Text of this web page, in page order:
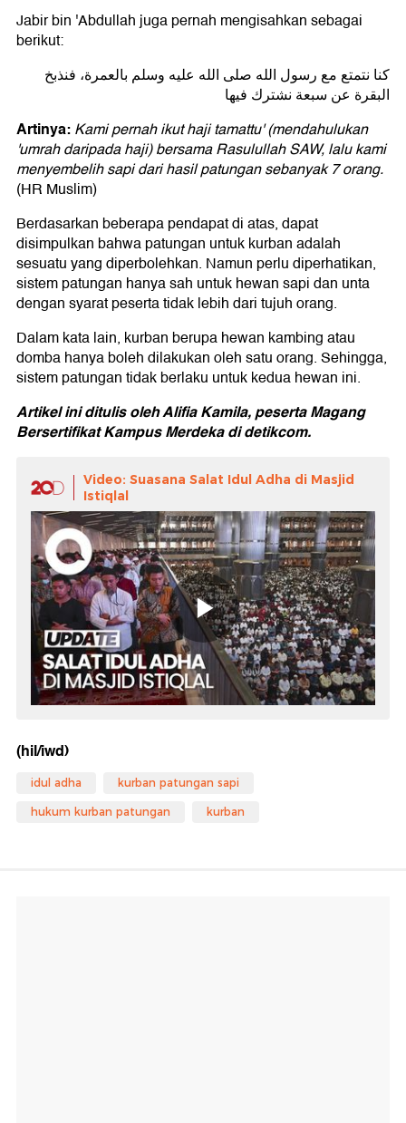
Jabir bin 'Abdullah juga pernah mengisahkan sebagai
berikut:
كنا نتمتع مع رسول الله صلى الله عليه وسلم بالعمرة، فنذبخ
البقرة عن سبعة نشترك فيها
Artinya:Kami pernah ikut haji tamattu' (mendahulukan
'umrah daripada haji) bersama Rasulullah SAW, lalu kami
menyembelih sapi dari hasil patungan sebanyak 7 orang.
(HR Muslim)
Berdasarkan beberapa pendapat di atas, dapat
disimpulkan bahwa patungan untuk kurban adalah
sesuatu yang diperbolehkan. Namun perlu diperhatikan,
sistem patungan hanya sah untuk hewan sapi dan unta
dengan syarat peserta tidak lebih dari tujuh orang.
Dalam kata lain, kurban berupa hewan kambing atau
domba hanya boleh dilakukan oleh satu orang. Sehingga,
sistem patungan tidak berlaku untuk kedua hewan ini.
Artikel ini ditulis oleh Alifia Kamila, peserta Magang
Bersertifikat Kampus Merdeka di detikcom.
Video: Suasana Salat Idul Adha di Masjid
Istiqlal
(hil/iwd)
idul adha kurban patungan sapi
hukum kurban patungan kurban